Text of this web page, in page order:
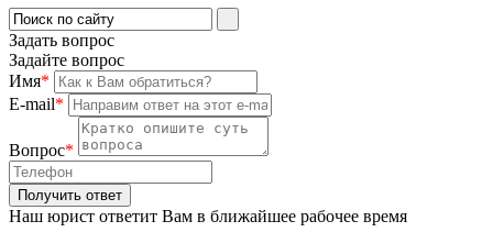
Задать вопрос
Задайте вопрос
Имя*
E-mail*
Вопрос*
Наш юрист ответит Вам в ближайшее рабочее время